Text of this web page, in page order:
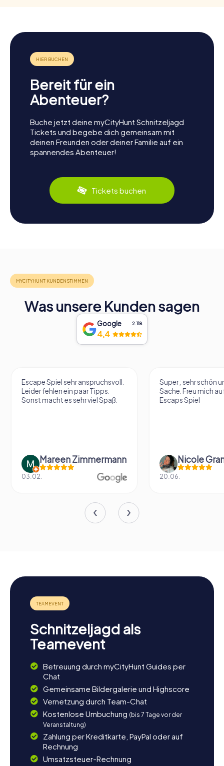
Bereit für ein
Abenteuer?
Buche jetzt deine myCityHunt Schnitzeljagd
Tickets und begebe dich gemeinsam mit
deinen Freunden oder deiner Familie auf ein
spannendes Abenteuer!
Tickets buchen
Was unsere Kunden sagen
Google 2.118
4,4
Super , sehr schön und eine tolle
Sache. Freu mich aufs nächste
Escaps Spiel
Nicole Grandt
20.06.
Sehr cooler VR
Fabian
14.06.
Schnitzeljagd als
Teamevent
Betreuung durch myCityHunt Guides per
Chat
Gemeinsame Bildergalerie und Highscore
Vernetzung durch Team-Chat
Kostenlose Umbuchung (bis 7 Tage vor der
Veranstaltung)
Zahlung per Kreditkarte, PayPal oder auf
Rechnung
Umsatzsteuer-Rechnung